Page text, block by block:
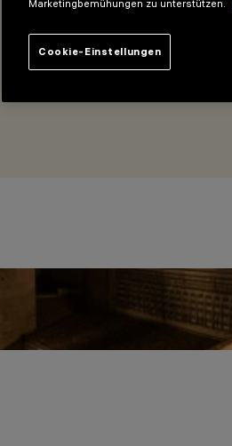
Marketingbemühungen zu unterstützen.
Cookie-Einstellungen